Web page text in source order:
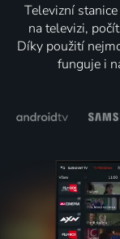
Televizní
na televizi,
Díky použití
funguje i